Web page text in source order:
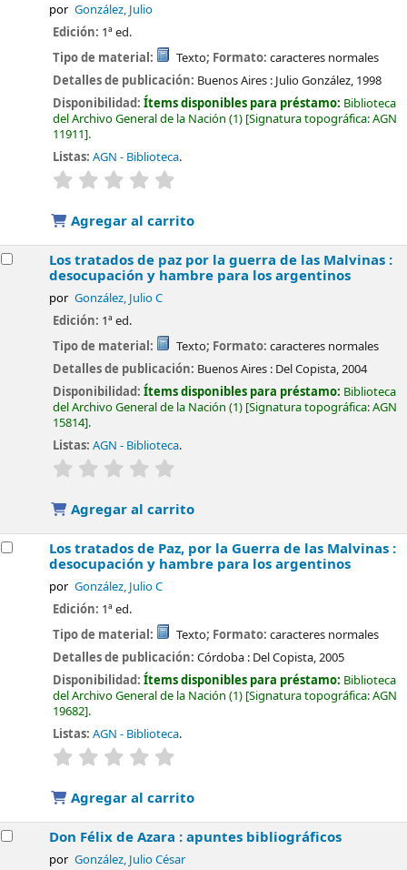
por González, Julio
Edición: 1ª ed.
Tipo de material:
Texto; Formato: caracteres normales
Detalles de publicación: Buenos Aires : Julio González, 1998
Disponibilidad:Ítems disponibles para préstamo: Biblioteca
del Archivo General de la Nación (1) Signatura topográfica:AGN
11911 .
Listas: AGN - Biblioteca.
valoración
Agregar al carrito
Los tratados de paz por la guerra de las Malvinas :
desocupación y hambre para los argentinos
por González, Julio C
Edición: 1ª ed.
Tipo de material:
Texto; Formato: caracteres normales
Detalles de publicación: Buenos Aires : Del Copista,2004
Disponibilidad:Ítems disponibles para préstamo: Biblioteca
del Archivo General de la Nación (1) Signatura topográfica:AGN
15814 .
Listas: AGN - Biblioteca.
valoración
Agregar al carrito
Los tratados de Paz, por la Guerra de las Malvinas :
desocupación y hambre para los argentinos
por González, Julio C
Edición: 1ª ed.
Tipo de material:
Texto; Formato: caracteres normales
Detalles de publicación:Córdoba : Del Copista,2005
Disponibilidad:Ítems disponibles para préstamo: Biblioteca
del Archivo General de la Nación (1) Signatura topográfica:AGN
19682 .
Listas: AGN - Biblioteca.
valoración
Agregar al carrito
Don Félix de Azara : apuntes bibliográficos
por González, Julio César